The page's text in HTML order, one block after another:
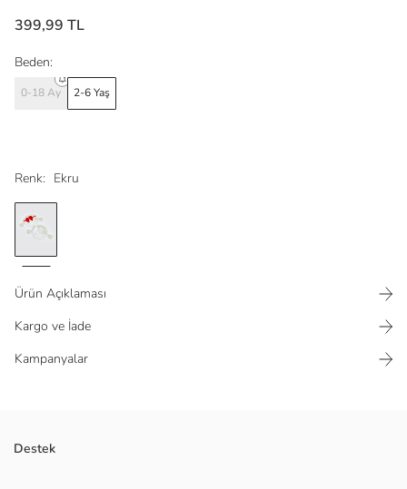
399,99 TL
Renk: Ekru
Beden:
0-18 Ay 2-6 Yaş
Ürün Açıklaması
Kargo ve İade
Kampanyalar
Destek